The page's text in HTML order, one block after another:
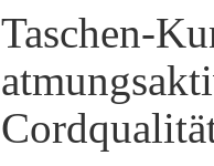
Taschen-